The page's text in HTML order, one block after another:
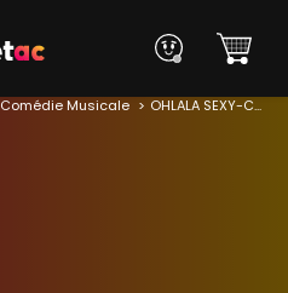
Comédie Musicale OHLALA SEXY-CRAZY-ARTISTIC